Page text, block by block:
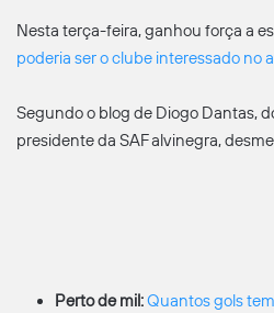
Nesta terça-feira, ganhou força a
poderia ser o clube interessado no
Segundo o blog de Diogo Dantas,
presidente da SAF alvinegra,
Perto de mil:Quantos gols